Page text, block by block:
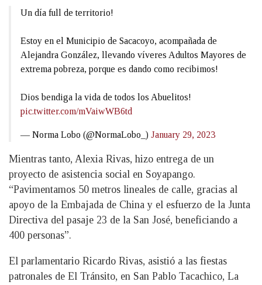
Un día full de territorio!
Estoy en el Municipio de Sacacoyo, acompañada de
Alejandra González, llevando víveres Adultos Mayores de
extrema pobreza, porque es dando como recibimos!
Dios bendiga la vida de todos los Abuelitos!
pic.twitter.com/mVaiwWB6td
— Norma Lobo (@NormaLobo_) January 29, 2023
Mientras tanto, Alexia Rivas, hizo entrega de un
proyecto de asistencia social en Soyapango.
“Pavimentamos 50 metros lineales de calle, gracias al
apoyo de la Embajada de China y el esfuerzo de la Junta
Directiva del pasaje 23 de la San José, beneficiando a
400 personas”.
El parlamentario Ricardo Rivas, asistió a las fiestas
patronales de El Tránsito, en San Pablo Tacachico, La